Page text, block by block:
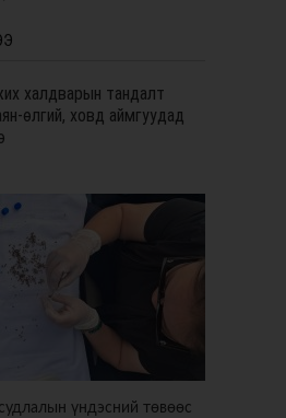
халдварын тандалт
өлгий, ховд аймгуудад
үндэсний төвөөс